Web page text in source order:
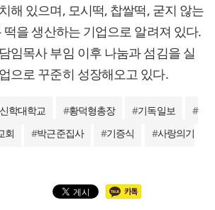
해 있으며, 모시떡, 찹쌀떡, 굳지 않는
떡을 생산하는 기업으로 알려져 있다.
임목사 부임 이후 나눔과 섬김을 실
으로 꾸준히 성장해오고 있다.
학대학교 #황덕형총장 #기독일보
#
회 #박근준집사 #기증식 #사랑의기